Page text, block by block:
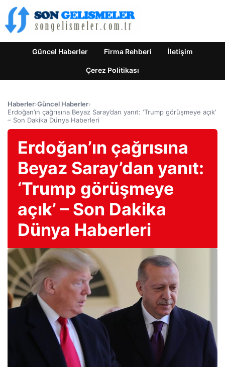
Güncel Haberler Firma Rehberi İletişim
Çerez Politikası
Haberler›Güncel Haberler›
Erdoğan’ın çağrısına Beyaz Saray’dan yanıt: ‘Trump görüşmeye açık’
– Son Dakika Dünya Haberleri
Erdoğan’ın çağrısına
Beyaz Saray’dan yanıt:
‘Trump görüşmeye
açık’ – Son Dakika
Dünya Haberleri